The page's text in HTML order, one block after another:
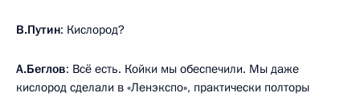
В.Путин: Кислород?
А.Беглов: Всё есть. Койки мы обеспечили. Мы даже
кислород сделали в «Ленэкспо», практически полторы